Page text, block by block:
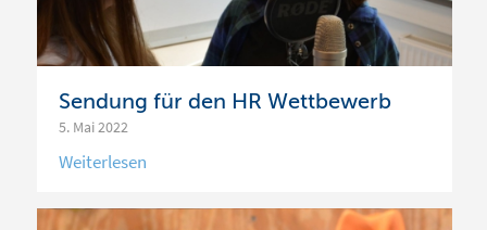
Sendung für den HR Wettbewerb
5. Mai 2022